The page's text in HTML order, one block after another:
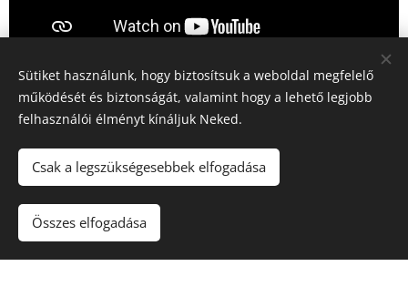
Épület szint alaprajzok
Sütiket használunk, hogy biztosítsuk a weboldal megfelelő
működését és biztonságát, valamint hogy a lehető legjobb
felhasználói élményt kínáljuk Neked.
Csak a legszükségesebbek elfogadása
Összes elfogadása